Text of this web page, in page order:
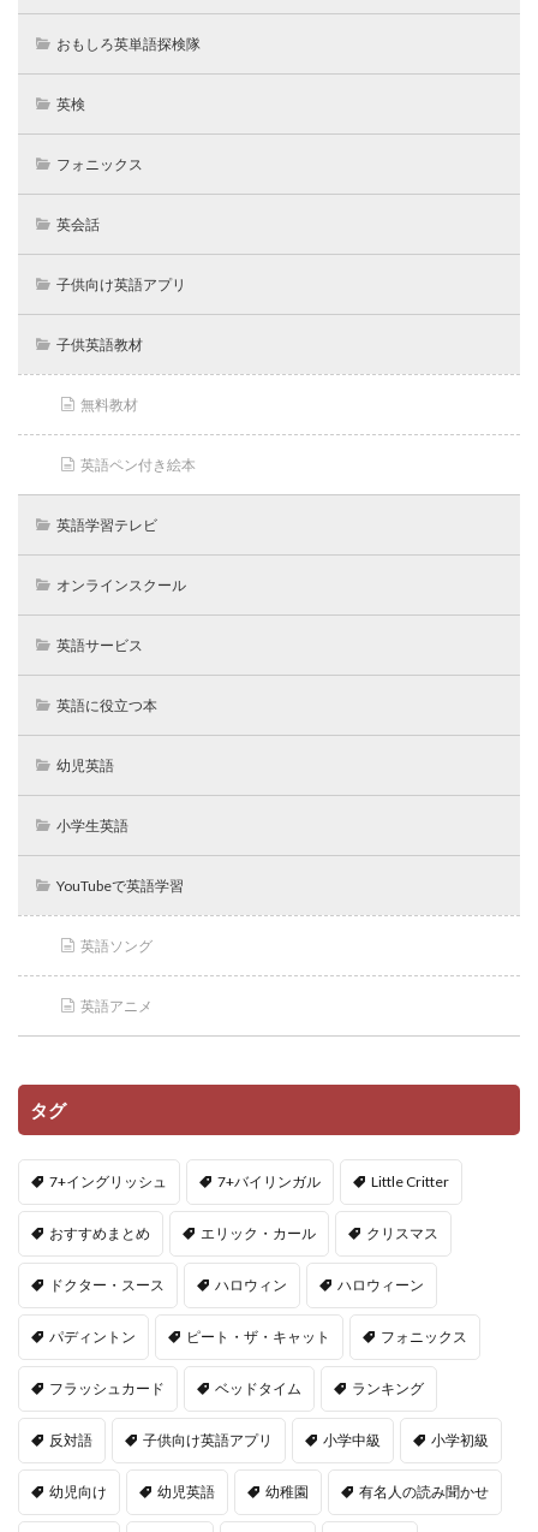
おもしろ英単語探検隊
英検
フォニックス
英会話
子供向け英語アプリ
子供英語教材
無料教材
英語ペン付き絵本
英語学習テレビ
オンラインスクール
英語サービス
英語に役立つ本
幼児英語
小学生英語
YouTubeで英語学習
英語ソング
英語アニメ
タグ
7+イングリッシュ 7+バイリンガル Little Critter
おすすめまとめ エリック・カール クリスマス
ドクター・スース ハロウィン ハロウィーン
パディントン ピート・ザ・キャット フォニックス
フラッシュカード ベッドタイム ランキング
反対語 子供向け英語アプリ 小学中級 小学初級
幼児向け 幼児英語 幼稚園 有名人の読み聞かせ